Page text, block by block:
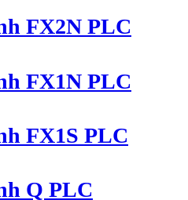
FX2N PLC
FX1N PLC
FX1S PLC
Q PLC